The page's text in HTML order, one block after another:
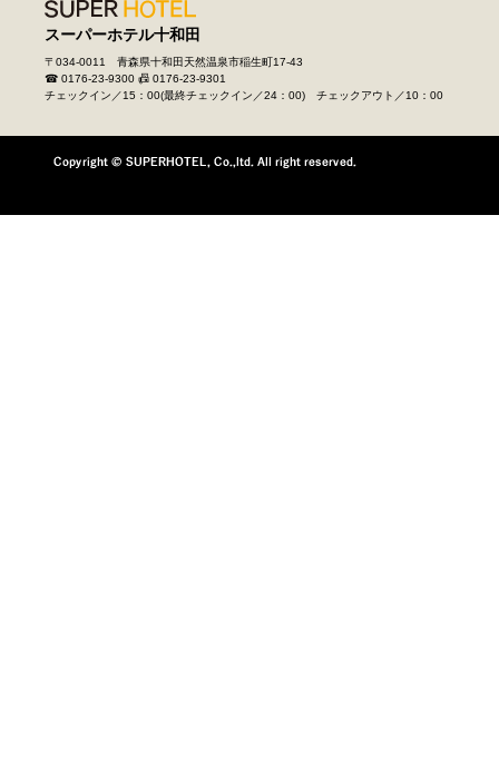
スーパーホテル十和田
〒034-0011 青森県十和田天然温泉市稲生町17-43
☎ 0176-23-9300 📠 0176-23-9301
チェックイン／15：00(最終チェックイン／24：00) チェックアウト／10：00